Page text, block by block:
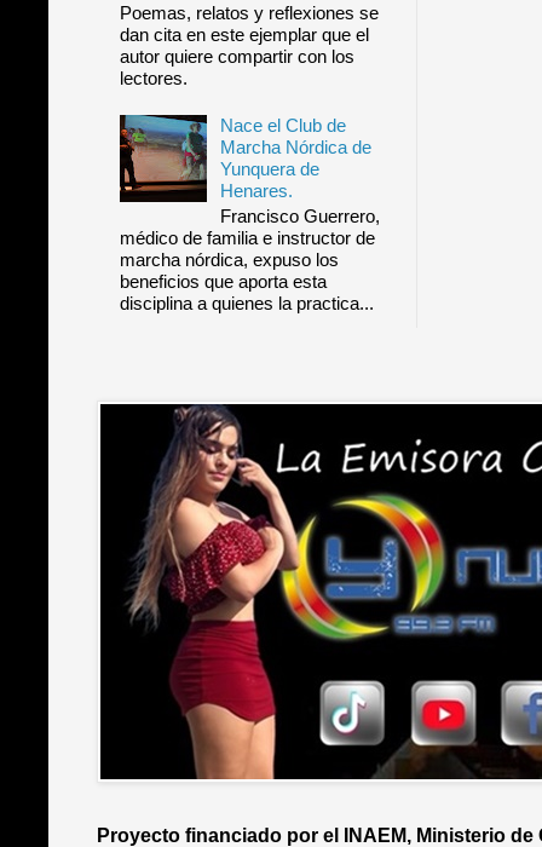
Poemas, relatos y reflexiones se
dan cita en este ejemplar que el
autor quiere compartir con los
lectores.
Nace el Club de
Marcha Nórdica de
Yunquera de
Henares.
Francisco Guerrero,
médico de familia e instructor de
marcha nórdica, expuso los
beneficios que aporta esta
disciplina a quienes la practica...
Proyecto financiado por el INAEM, Ministerio de